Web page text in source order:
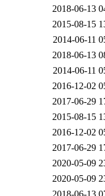
2018-06-13
2015-08-15
2014-06-11
2018-06-13
2014-06-11
2016-12-02
2017-06-29
2015-08-15
2016-12-02
2017-06-29
2020-05-09
2020-05-09